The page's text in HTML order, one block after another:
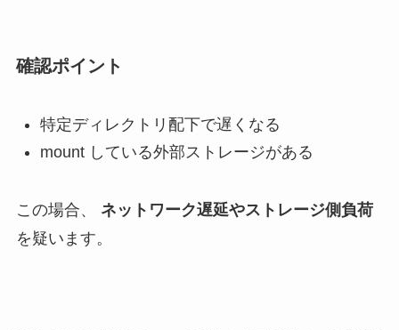
確認ポイント
特定ディレクトリ配下で遅くなる
mount している外部ストレージがある
この場合、 ネットワーク遅延やストレージ側負荷
を疑います。